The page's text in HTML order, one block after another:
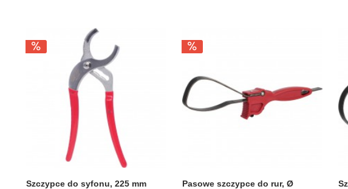
Szczypce do syfonu, 225 mm
Pasowe szczypce do rur, Ø